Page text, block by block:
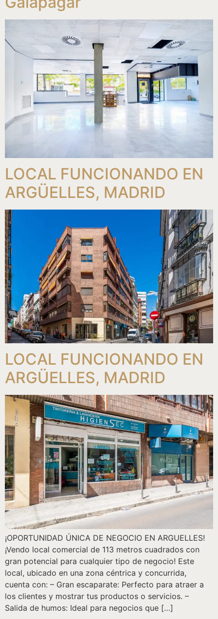
LOCAL FUNCIONANDO EN
ARGÜELLES, MADRID
LOCAL FUNCIONANDO EN
ARGÜELLES, MADRID
¡OPORTUNIDAD ÚNICA DE NEGOCIO EN ARGUELLES!
¡Vendo local comercial de 113 metros cuadrados con
gran potencial para cualquier tipo de negocio! Este
local, ubicado en una zona céntrica y concurrida,
cuenta con: – Gran escaparate: Perfecto para atraer a
los clientes y mostrar tus productos o servicios. –
Salida de humos: Ideal para negocios que […]